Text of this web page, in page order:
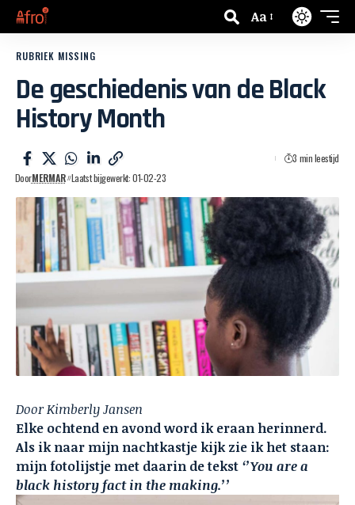
Aa
RUBRIEK MISSING
De geschiedenis van de Black
History Month
DoorMERMAR Laatst bijgewerkt: 01-02-23
3 min leestijd
Door Kimberly Jansen
Elke ochtend en avond word ik eraan herinnerd.
Als ik naar mijn nachtkastje kijk zie ik het staan:
mijn fotolijstje met daarin de tekst ‘’You are a
black history fact in the making.’’